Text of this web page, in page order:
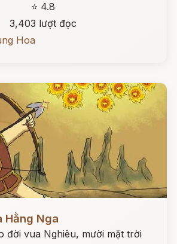
⭐ 4.8
3,403 lượt đọc
Hoa
Hằng Nga
đời vua Nghiêu, mười mặt trời